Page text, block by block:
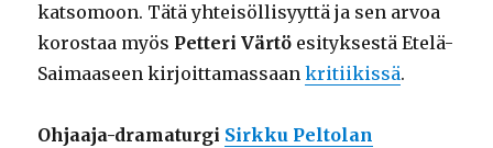
katsomoon. Tätä yhteisöllisyyttä ja sen arvoa
korostaa myös Petteri Värtö esityksestä Etelä-
Saimaaseen kirjoittamassaankritiikissä.
Ohjaaja-dramaturgi Sirkku Peltolan